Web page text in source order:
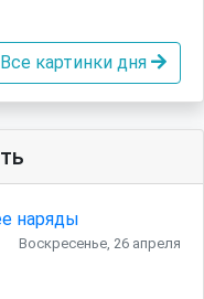
Все картинки дня
наряды
Воскресенье, 26 апреля